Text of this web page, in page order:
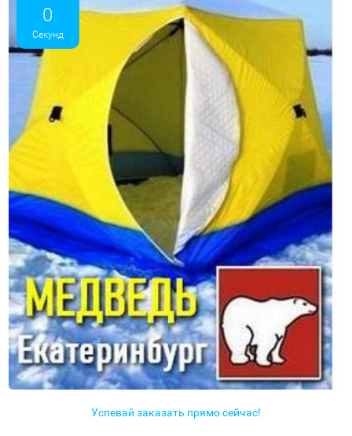
0
Секунд
Успевай заказать прямо сейчас!